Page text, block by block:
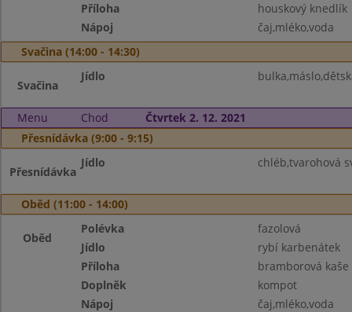
Příloha
houskový knedlík
Nápoj
čaj,mléko,voda
Svačina (14:00 - 14:30)
Svačina
Jídlo
Menu Chod
Čtvrtek 2. 12. 2021
Přesnídávka (9:00 - 9:15)
Přesnídávka
Jídlo chléb,tvarohová
Oběd (11:00 - 14:00)
Oběd
Polévka
fazolová
Jídlo
rybí karbenátek
Příloha
bramborová kaše
Doplněk
kompot
Nápoj
čaj,mléko,voda